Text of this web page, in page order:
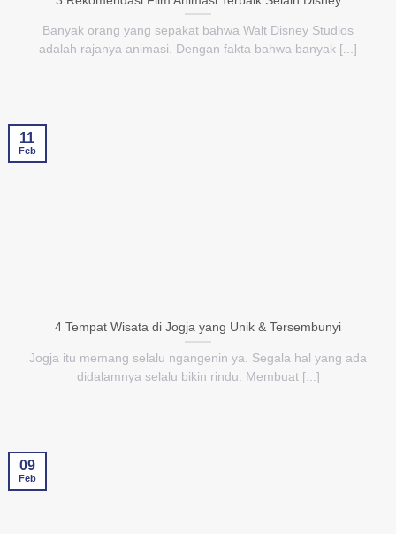
Banyak orang yang sepakat bahwa Walt Disney Studios
adalah rajanya animasi. Dengan fakta bahwa banyak [...]
4 Tempat Wisata di Jogja yang Unik & Tersembunyi
Jogja itu memang selalu ngangenin ya. Segala hal yang ada
didalamnya selalu bikin rindu. Membuat [...]
11
Feb
09
Feb